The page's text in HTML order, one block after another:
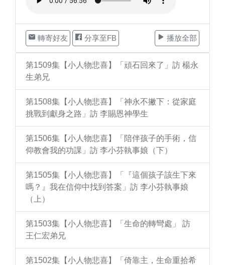
轉寄好友 分享至FB 播放全部
第1509集【小人物悲喜】「頑石回來了」訪 楊永
生弟兄
第1508集【小人物悲喜】「神永不撇下：從家庭
挑戰到獻身之路」訪 李賜恩神學生
第1506集【小人物悲喜】「陪伴孩子的手術，信
仰教會我的功課」訪 李小芬執事娘（下）
第1505集【小人物悲喜】「『這個孩子該生下來
嗎？』我在信仰中找到答案」訪 李小芬執事娘
（上）
第1503集【小人物悲喜】「生命的轉彎處」 訪
王仁宏弟兄
第1502集【小人物悲喜】「倚靠主，生命重拾希